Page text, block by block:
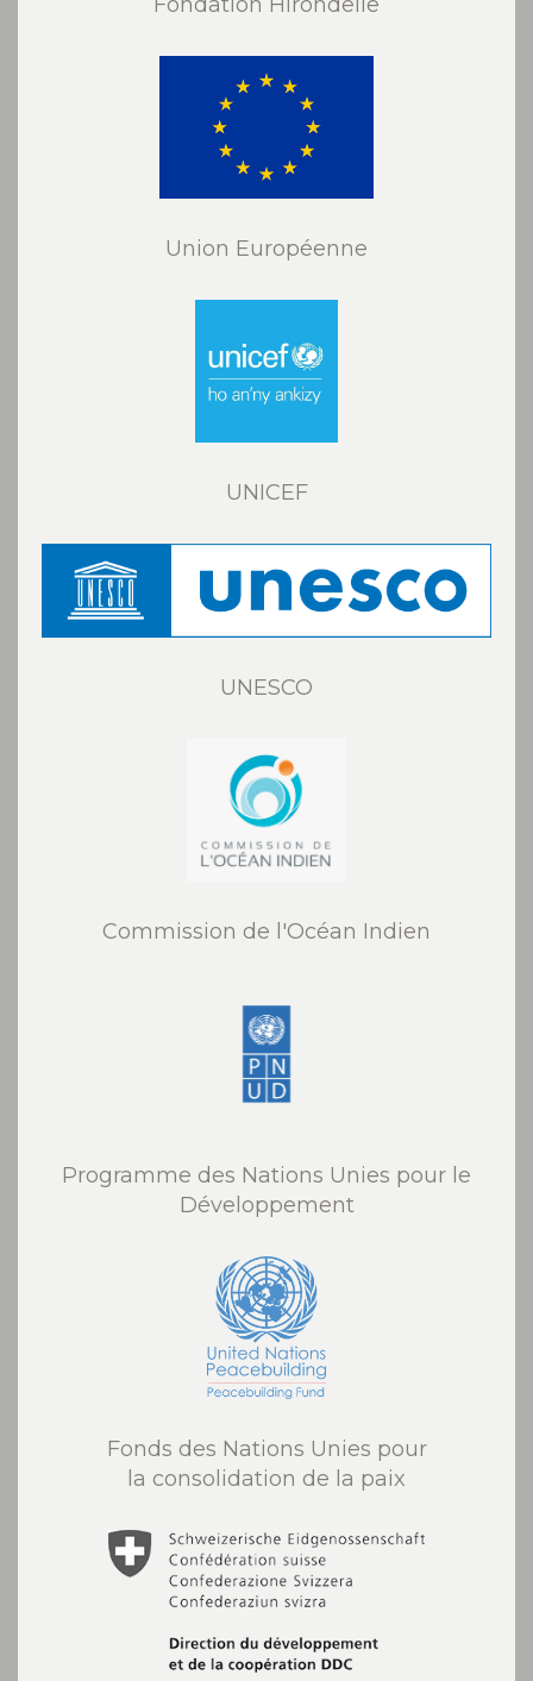
Union Européenne
UNICEF
UNESCO
Commission de l'Océan Indien
Programme des Nations Unies pour le
Développement
Fonds des Nations Unies pour
la consolidation de la paix